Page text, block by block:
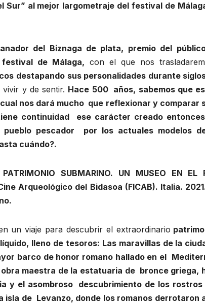
Sur” al mejor largometraje del festival de
del Biznaga de plata, premio del
de Málaga, con el que nos
destapando sus personalidades durante
y de sentir. Hace 500 años, sabemos que
nos dará mucho que reflexionar y comparar
continuidad ese carácter creado
pueblo pescador por los actuales modelos
cuándo?.
PATRIMONIO SUBMARINO. UN MUSEO EN EL
Arqueológico del Bidasoa (FICAB). Italia.
un viaje para descubrir el extraordinario
lleno de tesoros: Las maravillas de la
barco de honor romano hallado en el
maestra de la estatuaria de bronce griega,
y el asombroso descubrimiento de los
isla de Levanzo, donde los romanos derrotaron